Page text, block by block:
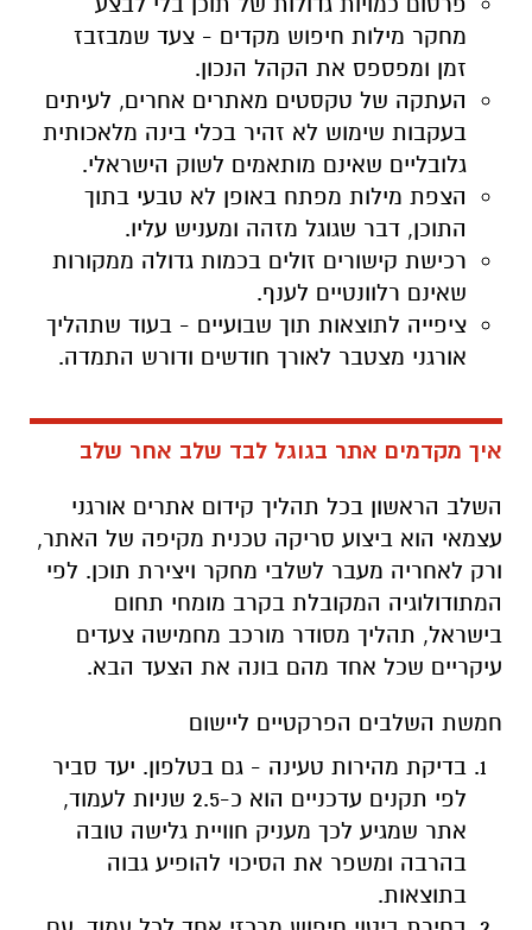
מחקר מילות חיפוש מקדים - צעד שמבזבז
זמן ומפספס את הקהל הנכון.
העתקה של טקסטים מאתרים אחרים, לעיתים
בעקבות שימוש לא זהיר בכלי בינה מלאכותית
גלובליים שאינם מותאמים לשוק הישראלי.
הצפת מילות מפתח באופן לא טבעי בתוך
התוכן, דבר שגוגל מזהה ומעניש עליו.
רכישת קישורים זולים בכמות גדולה ממקורות
שאינם רלוונטיים לענף.
ציפייה לתוצאות תוך שבועיים - בעוד שתהליך
אורגני מצטבר לאורך חודשים ודורש התמדה.
איך מקדמים אתר בגוגל לבד שלב אחר שלב
השלב הראשון בכל תהליך קידום אתרים אורגני
עצמאי הוא ביצוע סריקה טכנית מקיפה של האתר,
ורק לאחריה מעבר לשלבי מחקר ויצירת תוכן. לפי
המתודולוגיה המקובלת בקרב מומחי תחום
בישראל, תהליך מסודר מורכב מחמישה צעדים
עיקריים שכל אחד מהם בונה את הצעד הבא.
חמשת השלבים הפרקטיים ליישום
בדיקת מהירות טעינה - גם בטלפון. יעד סביר
לפי תקנים עדכניים הוא כ-2.5 שניות לעמוד,
אתר שמגיע לכך מעניק חוויית גלישה טובה
בהרבה ומשפר את הסיכוי להופיע גבוה
בתוצאות.